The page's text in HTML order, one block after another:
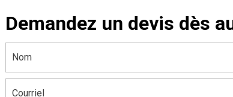
Demandez un devis dès